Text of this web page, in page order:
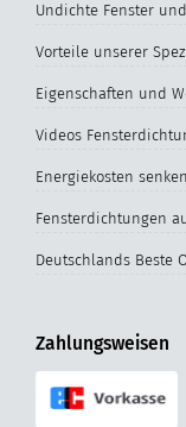
Undichte Fenster
Vorteile unserer
Eigenschaften und
Videos
Energiekosten senken
Fensterdichtungen
Deutschlands Beste
Zahlungsweisen